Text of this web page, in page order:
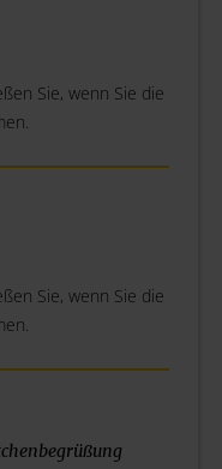
Sie, wenn Sie die
Sie, wenn Sie die